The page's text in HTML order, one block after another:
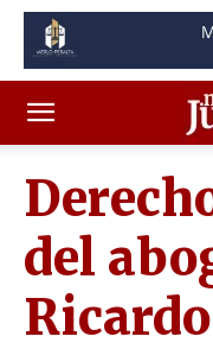
del